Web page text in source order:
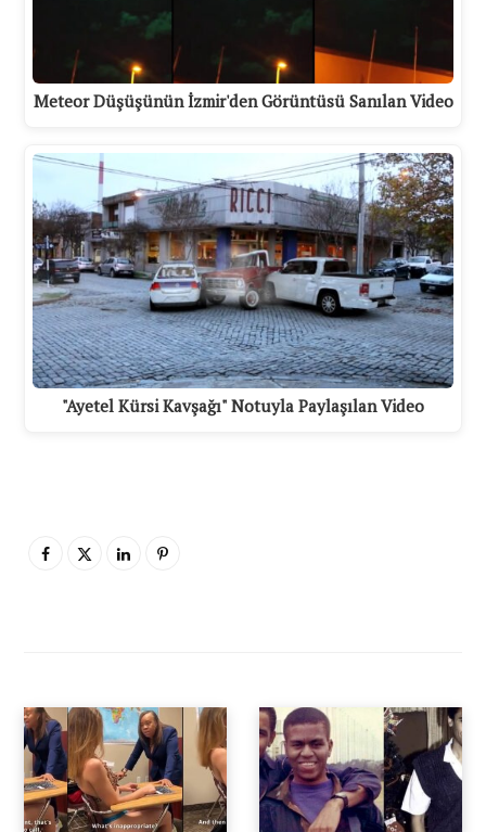
Meteor Düşüşünün İzmir'den Görüntüsü Sanılan Video
"Ayetel Kürsi Kavşağı" Notuyla Paylaşılan Video